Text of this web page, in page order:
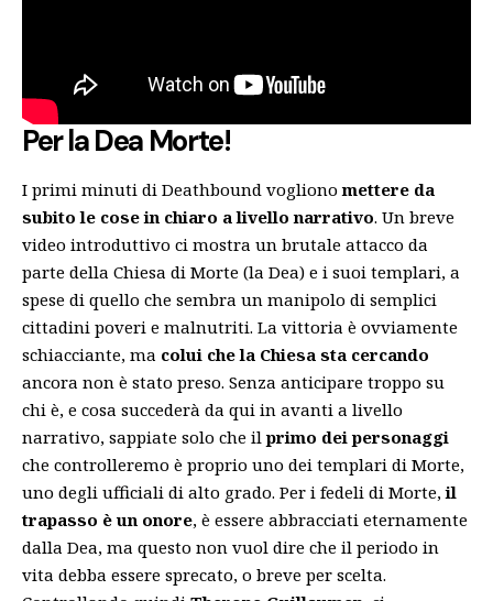
Per la Dea Morte!
I primi minuti di Deathbound vogliono mettere da
subito le cose in chiaro a livello narrativo. Un breve
video introduttivo ci mostra un brutale attacco da
parte della Chiesa di Morte (la Dea) e i suoi templari, a
spese di quello che sembra un manipolo di semplici
cittadini poveri e malnutriti. La vittoria è ovviamente
schiacciante, ma colui che la Chiesa sta cercando
ancora non è stato preso. Senza anticipare troppo su
chi è, e cosa succederà da qui in avanti a livello
narrativo, sappiate solo che ilprimo dei personaggi
che controlleremo è proprio uno dei templari di Morte,
uno degli ufficiali di alto grado. Per i fedeli di Morte, il
trapasso è un onore, è essere abbracciati eternamente
dalla Dea, ma questo non vuol dire che il periodo in
vita debba essere sprecato, o breve per scelta.